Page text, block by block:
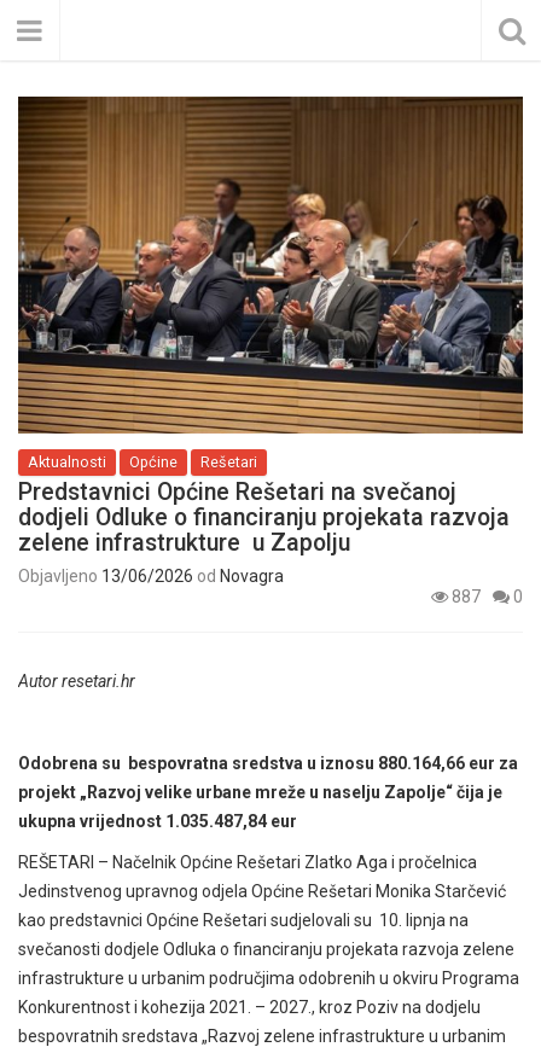
Aktualnosti Općine Rešetari
Predstavnici Općine Rešetari na svečanoj
dodjeli Odluke o financiranju projekata razvoja
zelene infrastrukture u Zapolju
Objavljeno 13/06/2026 od Novagra
887
0
Autor resetari.hr
Odobrena su bespovratna sredstva u iznosu 880.164,66 eur za
projekt „Razvoj velike urbane mreže u naselju Zapolje“ čija je
ukupna vrijednost 1.035.487,84 eur
REŠETARI – Načelnik Općine Rešetari Zlatko Aga i pročelnica
Jedinstvenog upravnog odjela Općine Rešetari Monika Starčević
kao predstavnici Općine Rešetari sudjelovali su 10. lipnja na
svečanosti dodjele Odluka o financiranju projekata razvoja zelene
infrastrukture u urbanim područjima odobrenih u okviru Programa
Konkurentnost i kohezija 2021. – 2027., kroz Poziv na dodjelu
bespovratnih sredstava „Razvoj zelene infrastrukture u urbanim